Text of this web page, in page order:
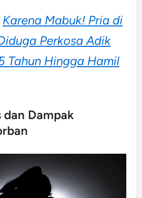
Karena Mabuk! Pria di
Perkosa Adik
Tahun Hingga Hamil
dan Dampak